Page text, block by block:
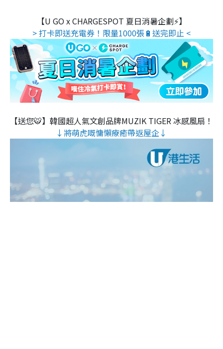
【U GO x CHARGESPOT 夏日消暑企劃⚡】
> 打卡即送充電券！限量1000張🔋送完即止 <
【送您🐯】韓國超人氣文創品牌MUZIK TIGER 冰感風扇！
↓將萌虎嘅慵懶療癒帶返屋企↓